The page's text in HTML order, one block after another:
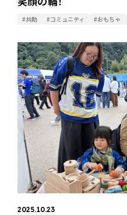
#共助 #コミュニティ #おもちゃ
2025.10.23